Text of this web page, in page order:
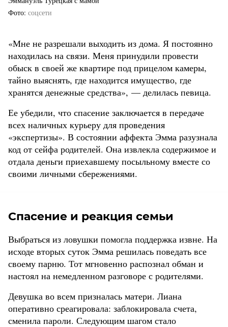
Фото соцсети
«Мне не разрешали выходить из дома. Я постоянно
находилась на связи. Меня принудили провести
обыск в своей же квартире под прицелом камеры,
тайно выяснять, где находится имущество, где
хранятся денежные средства», — делилась певица.
Ее убедили, что спасение заключается в передаче
всех наличных курьеру для проведения
«экспертизы». В состоянии аффекта Эмма разузнала
код от сейфа родителей. Она извлекла содержимое и
отдала деньги приехавшему посыльному вместе со
своими личными сбережениями.
Спасение и реакция семьи
Выбраться из ловушки помогла поддержка извне. На
исходе вторых суток Эмма решилась поведать все
своему парню. Тот мгновенно распознал обман и
настоял на немедленном разговоре с родителями.
Девушка во всем призналась матери. Лиана
оперативно среагировала: заблокировала счета,
сменила пароли. Следующим шагом стало